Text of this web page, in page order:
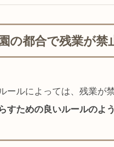
の都合で残業が禁
ールによっては、残業が
すための良いルールのよ